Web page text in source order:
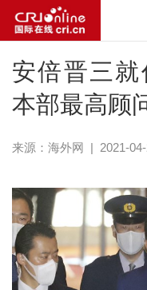
安倍晋三
本部最高顾
来源： 海外网 | 2021-